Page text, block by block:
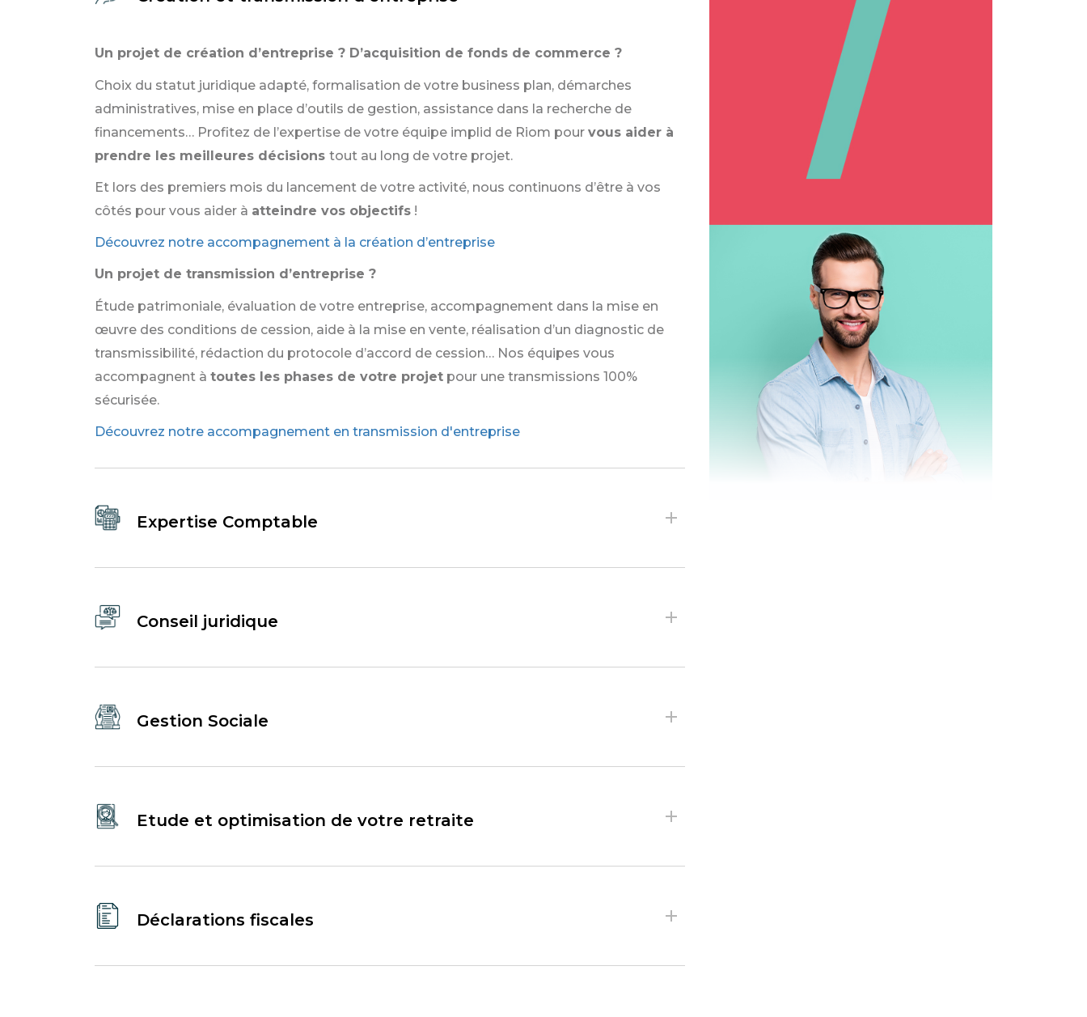
Un projet de création d’entreprise ? D’acquisition de fonds de commerce ?
Choix du statut juridique adapté, formalisation de votre business plan, démarches
administratives, mise en place d’outils de gestion, assistance dans la recherche de
financements… Profitez de l’expertise de votre équipe implid de Riom pour vous aider à
prendre les meilleures décisions tout au long de votre projet.
Et lors des premiers mois du lancement de votre activité, nous continuons d’être à vos
côtés pour vous aider à atteindre vos objectifs !
Découvrez notre accompagnement à la création d’entreprise
Un projet de transmission d’entreprise ?
Étude patrimoniale, évaluation de votre entreprise, accompagnement dans la mise en
œuvre des conditions de cession, aide à la mise en vente, réalisation d’un diagnostic de
transmissibilité, rédaction du protocole d’accord de cession… Nos équipes vous
accompagnent à toutes les phases de votre projet pour une transmissions 100%
sécurisée.
Découvrez notre accompagnement en transmission d'entreprise
Expertise Comptable
Conseil juridique
Gestion Sociale
Etude et optimisation de votre retraite
Déclarations fiscales